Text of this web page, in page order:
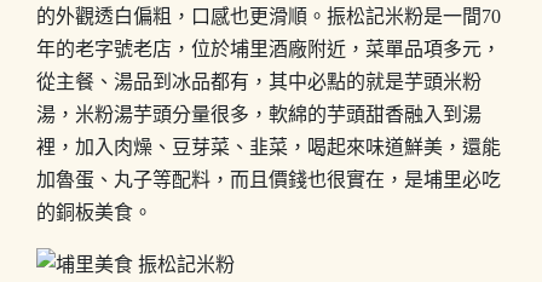
的外觀透白偏粗，口感也更滑順。振松記米粉是一間70
年的老字號老店，位於埔里酒廠附近，菜單品項多元，
從主餐、湯品到冰品都有，其中必點的就是芋頭米粉
湯，米粉湯芋頭分量很多，軟綿的芋頭甜香融入到湯
裡，加入肉燥、豆芽菜、韭菜，喝起來味道鮮美，還能
加魯蛋、丸子等配料，而且價錢也很實在，是埔里必吃
的銅板美食。